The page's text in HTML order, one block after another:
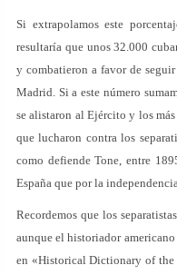
Si extrapolamos este
resultaría que unos 32.000
y combatieron a favor de
Madrid. Si a este número
se alistaron al Ejército y los
que lucharon contra los
como defiende Tone, entre
España que por la
Recordemos que los
aunque el historiador americano
en «Historical Dictionary of the